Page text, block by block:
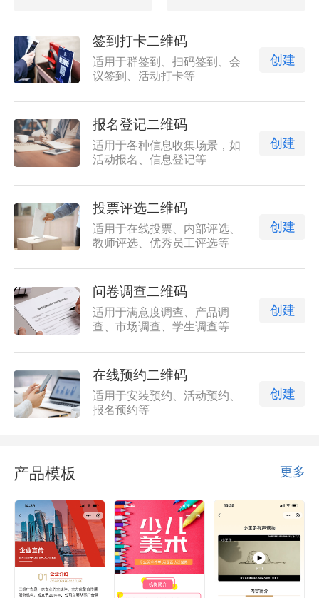
签到打卡二维码
适用于群签到、扫码签到、会
议签到、活动打卡等
创建
报名登记二维码
适用于各种信息收集场景，如
活动报名、信息登记等
创建
投票评选二维码
适用于在线投票、内部评选、
教师评选、优秀员工评选等
创建
问卷调查二维码
适用于满意度调查、产品调
查、市场调查、学生调查等
创建
在线预约二维码
适用于安装预约、活动预约、
报名预约等
创建
产品模板 更多